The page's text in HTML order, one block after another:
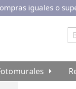
iguales o